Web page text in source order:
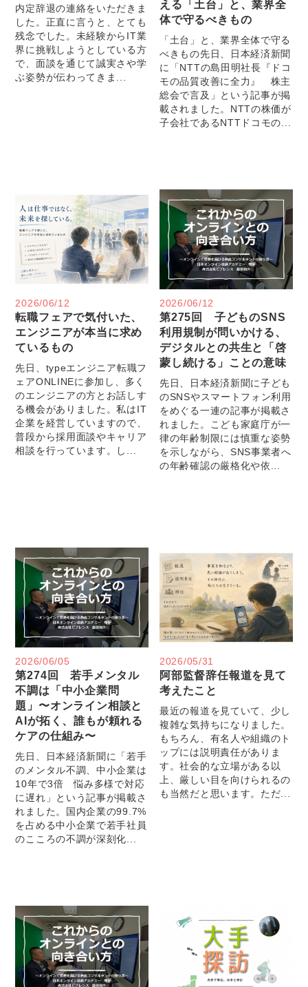
内定辞退の連絡をいただきま
した。正直に言うと、とても
残念でした。未経験からIT業
界に挑戦しようとしている方
で、面談を通じて誠実さや学
ぶ姿勢が伝わってきま...
える「土台」と、業界全
体で守るべきもの
「土台」と、業界全体で守る
べきもの先日、日本経済新聞
に「NTTの島田明社長『ドコ
モの品質改善に全力』 株主
総会で言及」という記事が掲
載されました。NTTの株価が
子会社であるNTTドコモの...
2026/06/12
転職フェアで気付いた、
エンジニアが本当に求め
ているもの
先日、typeエンジニア転職フ
ェアONLINEに参加し、多く
のエンジニアの方とお話しす
る機会がありました。私はIT
企業を経営していますので、
普段から採用面談やキャリア
相談を行っています。し...
2026/06/12
第275回 子どものSNS
利用規制が問いかける、
デジタルとの共生と「啓
蒙し続ける」ことの意味
先日、日本経済新聞に子ども
のSNSやスマートフォン利用
をめぐる一連の記事が掲載さ
れました。こども家庭庁が一
律の年齢制限には慎重な姿勢
を示しながら、SNS事業者へ
の年齢確認の厳格化や依...
2026/06/05
第274回 若手メンタル
不調は「中小企業問
題」〜オンライン相談と
AIが拓く、誰もが頼れる
ケアの仕組み〜
先日、日本経済新聞に「若手
のメンタル不調、中小企業は
10年で3倍 悩み多様で対応
に遅れ」という記事が掲載さ
れました。国内企業の99.7%
を占める中小企業で若手社員
のこころの不調が深刻化...
2026/05/31
阿部監督辞任報道を見て
考えたこと
最近の報道を見ていて、少し
複雑な気持ちになりました。
もちろん、有名人や組織のト
ップには説明責任がありま
す。社会的な立場がある以
上、厳しい目を向けられるの
も当然だと思います。ただ...